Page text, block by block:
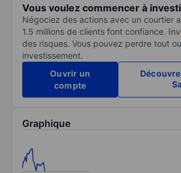
Vous voulez commencer à
Négociez des actions avec un courtier
1.5 millions de clients font confiance.
des risques. Vous pouvez perdre tout
investissement.
Ouvrir un
compte
Graphique
Line chart with 209 data points.